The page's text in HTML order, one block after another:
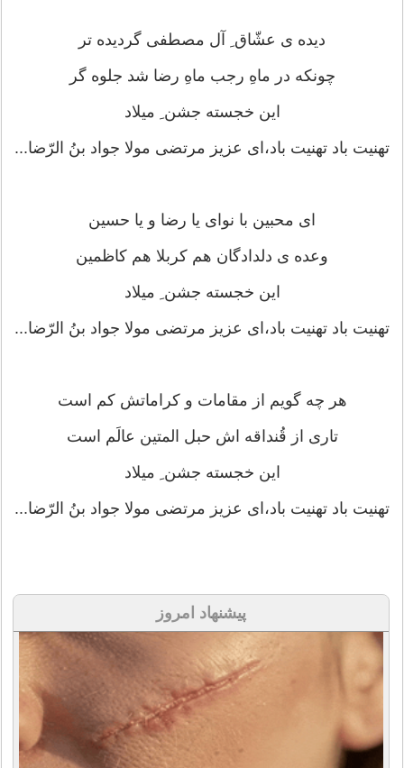
دیده ی عشّاق ِ آل مصطفی گردیده تر
چونکه در ماهِ رجب ماهِ رضا شد جلوه گر
این خجسته جشن ِ میلاد
تهنیت باد تهنیت باد،ای عزیز مرتضی مولا جواد بنُ الرّضا...
ای محبین با نوای یا رضا و یا حسین
وعده ی دلدادگان هم کربلا هم کاظمین
این خجسته جشن ِ میلاد
تهنیت باد تهنیت باد،ای عزیز مرتضی مولا جواد بنُ الرّضا...
هر چه گویم از مقامات و کراماتش کم است
تاری از قُنداقه اش حبل المتین عالَم است
این خجسته جشن ِ میلاد
تهنیت باد تهنیت باد،ای عزیز مرتضی مولا جواد بنُ الرّضا...
پیشنهاد امروز